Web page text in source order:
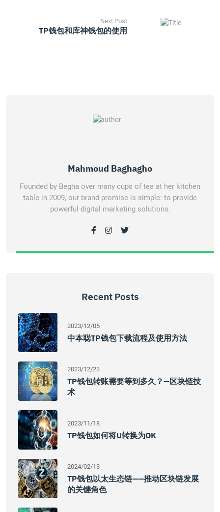
Next Post
TP钱包和库神钱包的使用
Mahmoud Baghagho
Founded by Begha over many cups of tea at her kitchen
table in 2009, our brand promise is simple: to provide
powerful digital marketing solutions.
Recent Posts
2023/12/05
中本聪TP钱包下载流程及使用方法
2023/12/23
TP钱包转账需要等到多久？—区块链技
术
2023/11/18
TP钱包如何将U转换为OK
2024/02/13
TP钱包以太生态链——推动区块链发展
的关键角色